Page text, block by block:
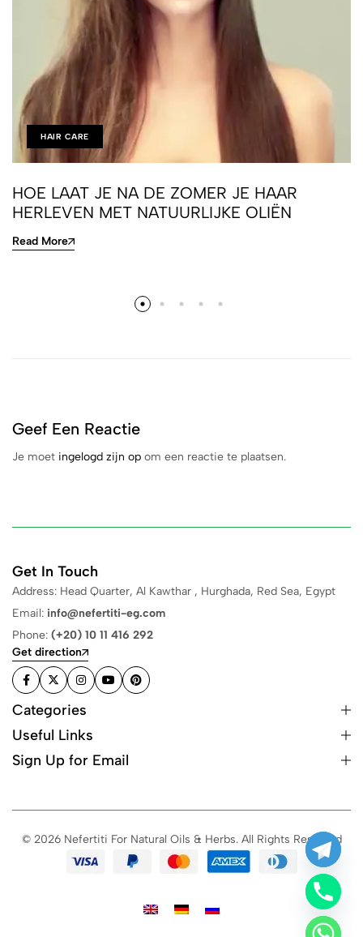
HAIR CARE
HOE LAAT JE NA DE ZOMER JE HAAR
HERLEVEN MET NATUURLIJKE OLIËN
Read More
Geef Een Reactie
Je moet ingelogd zijn op om een reactie te plaatsen.
Get In Touch
Address: Head Quarter, Al Kawthar , Hurghada, Red Sea, Egypt
Email: info@nefertiti-eg.com
Phone: (+20) 10 11 416 292
Get direction
Categories
Useful Links
Sign Up for Email
© 2026 Nefertiti For Natural Oils & Herbs. All Rights Reserved